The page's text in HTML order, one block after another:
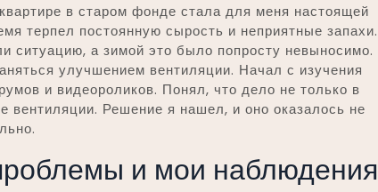
в старом фонде стала для меня настоящей
терпел постоянную сырость и неприятные запахи.
ситуацию, а зимой это было попросту невыносимо.
улучшением вентиляции. Начал с изучения
и видеороликов. Понял, что дело не только в
вентиляции. Решение я нашел, и оно оказалось не
и мои наблюдения